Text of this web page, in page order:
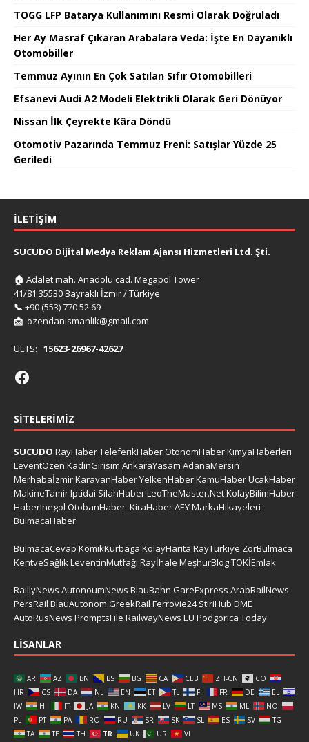
TOGG LFP Batarya Kullanımını Resmi Olarak Doğruladı
Her Ay Masraf Çıkaran Arabalara Veda: İşte En Dayanıklı
Otomobiller
Temmuz Ayının En Çok Satılan Sıfır Otomobilleri
Efsanevi Audi A2 Modeli Elektrikli Olarak Geri Dönüyor
Nissan İlk Çeyrekte Kâra Döndü
Otomotiv Pazarında Temmuz Freni: Satışlar Yüzde 25
Geriledi
İLETIŞIM
SUCUDO Dijital Medya Reklam Ajansı Hizmetleri Ltd. Şti.
🏠 Adalet mah. Anadolu cad. Megapol Tower
41/81 35530 Bayraklı İzmir / Türkiye
📞 +90 (553) 770 52 69
📩 ozendanismanlik@gmail.com
UETS: 15623-26967-42627
SITELERIMIZ
SUCUDO RayHaberTeleferikHaber OtonomHaberKimyaHaberleri
LeventÖzen KadinGirisim AnkaraYasam AdanaMersin
MerhabaİzmirKaravanHaberYelkenHaberKamuHaberUcakHaber
MakineTamirIptidai SilahHaberLeoTheMaster.NetKolayBilimHaber
HaberInegol OtobanHaber KiraHaberAEYMarkaHikayeleri
BulmacaHaber
BulmacaCevap KomikKurbaga KolayHarita RayTurkiye ZorBulmaca
KentveSağlıkLeventinMutfağı Rayİhale MeşhurBlogTOKİEmlak
RaillyNews AutonoumNews BlauBahn GareExpress ArabRailNews
PersRail BlauAutonom GreekRail Ferrovie24 StiriHub DME
AutoRusNews PromptsFile RailwayNews EU Podgorica Today
LISANLAR
AR AZ BN BS BG CA CEB ZH-CN
CO
HR
CS DA NL EN ET TL FI FR DE
EL
IW
HI IT JA KN KK LV LT MS ML
NO
PL
PT PA RO RU SR SK SL ES SV
TG
TA
TE TH TR UK UR VI